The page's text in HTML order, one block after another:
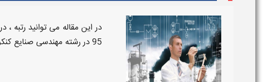
در این مقاله می توانید رتبه ،
95 در رشته مهندسی صنایع کنکور 95 - 96